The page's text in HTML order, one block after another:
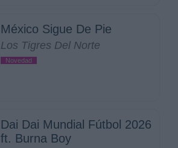
México Sigue De Pie
Los Tigres Del Norte
Novedad
Dai Dai Mundial Fútbol 2026
ft. Burna Boy